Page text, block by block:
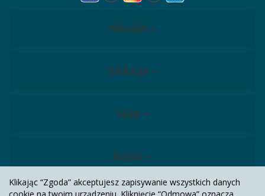
Meridian
Edukacja
Sklep
Biznes
Klikając “Zgoda” akceptujesz zapisywanie wszystkich danych